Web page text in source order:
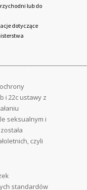
lub do
dotyczące
i 22c ustawy z
seksualnym i
czyli
standardów